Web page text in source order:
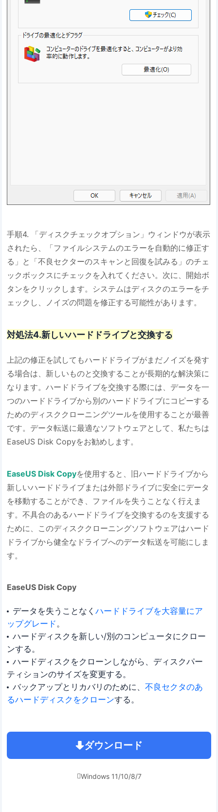
手順4. 「ディスクチェックオプション」ウィンドウが表示
されたら、「ファイルシステムのエラーを自動的に修正す
る」と「不良セクターのスキャンと回復を試みる」のチェ
ックボックスにチェックを入れてください。次に、開始ボ
タンをクリックします。システムはディスクのエラーをチ
ェックし、ノイズの問題を修正する可能性があります。
対処法4.新しいハードドライブと交換する
上記の修正を試してもハードドライブがまだノイズを発す
る場合は、新しいものと交換することが長期的な解決策に
なります。ハードドライブを交換する際には、データを一
つのハードドライブから別のハードドライブにコピーする
ためのディスククローニングツールを使用することが最善
です。データ転送に最適なソフトウェアとして、私たちは
EaseUS Disk Copyをお勧めします。
EaseUS Disk Copyを使用すると、旧ハードドライブから
新しいハードドライブまたは外部ドライブに安全にデータ
を移動することができ、ファイルを失うことなく行えま
す。不具合のあるハードドライブを交換するのを支援する
ために、このディスククローニングソフトウェアはハード
ドライブから健全なドライブへのデータ転送を可能にしま
す。
EaseUS Disk Copy
データを失うことなく ハードドライブを大容量にア
ップグレード。
ハードディスクを新しい/別のコンピュータにクロー
ンする。
ハードディスクをクローンしながら、ディスクパー
ティションのサイズを変更する。
バックアップとリカバリのために、 不良セクタのあ
るハードディスクをクローンする。
ダウンロード
Windows 11/10/8/7